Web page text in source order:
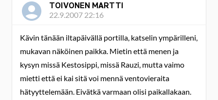
TOIVONEN MARTTI
22.9.2007 22:16
Kävin tänään iltapäivällä portilla, katselin ympärilleni,
mukavan näköinen paikka. Mietin että menen ja
kysyn missä Kestosippi, missä Rauzi, mutta vaimo
mietti että ei kai sitä voi mennä ventovieraita
hätyyttelemään. Eivätkä varmaan olisi paikallakaan.